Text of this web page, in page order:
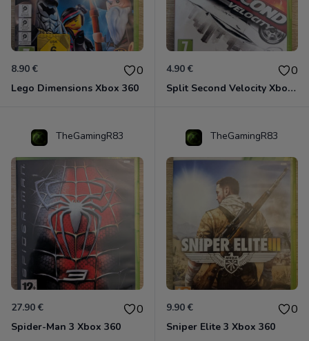
8.90 € 0
Lego Dimensions Xbox 360
4.90 € 0
Split Second Velocity Xbox 360
TheGamingR83
27.90 € 0
Spider-Man 3 Xbox 360
TheGamingR83
9.90 € 0
Sniper Elite 3 Xbox 360